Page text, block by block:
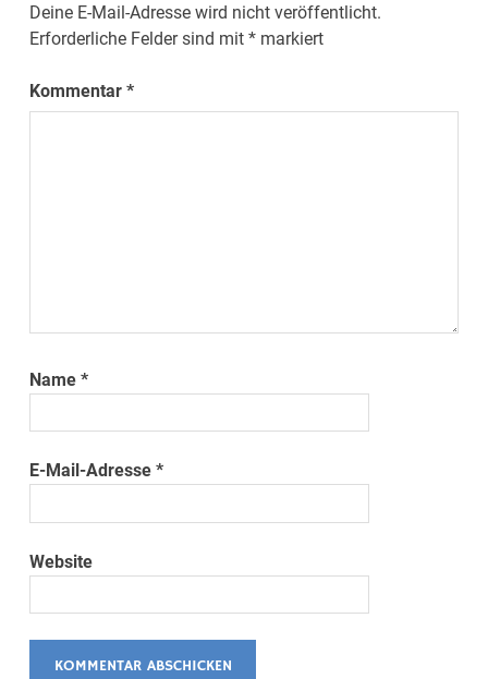
Deine E-Mail-Adresse wird nicht veröffentlicht.
Erforderliche Felder sind mit* markiert
Kommentar*
Name*
E-Mail-Adresse*
Website